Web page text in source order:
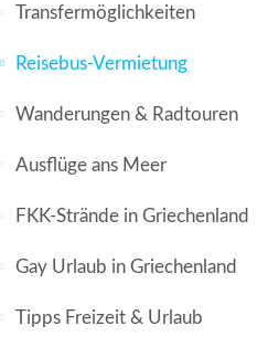
Transfermöglichkeiten
Reisebus-Vermietung
Wanderungen & Radtouren
Ausflüge ans Meer
FKK-Strände in Griechenland
Gay Urlaub in Griechenland
Tipps Freizeit & Urlaub